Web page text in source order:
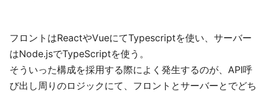
フロントはReactやVueにてTypescriptを使い、サーバー
はNode.jsでTypeScriptを使う。
そういった構成を採用する際によく発生するのが、API呼
び出し周りのロジックにて、フロントとサーバーとでどち